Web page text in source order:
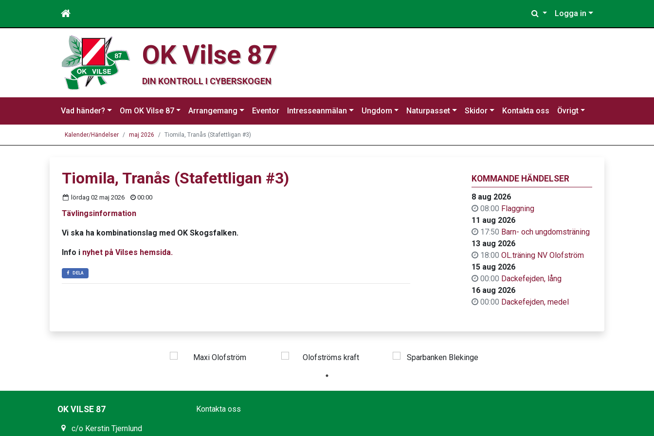
Logga in
OK Vilse 87
DIN KONTROLL I CYBERSKOGEN
Vad händer? Om OK Vilse 87 Arrangemang Eventor Intresseanmälan Ungdom Naturpasset Skidor Kontakta oss Övrigt
Kalender/Händelser maj 2026 Tiomila, Tranås (Stafettligan #3)
KOMMANDE HÄNDELSER
8 aug 2026
08:00 Flaggning
11 aug 2026
17:50 Barn- och ungdomsträning
13 aug 2026
18:00 OL.träning NV Olofström
15 aug 2026
00:00 Dackefejden, lång
16 aug 2026
00:00 Dackefejden, medel
Tiomila, Tranås (Stafettligan #3)
lördag 02 maj 2026 00:00
Tävlingsinformation
Vi ska ha kombinationslag med OK Skogsfalken.
Info i nyhet på Vilses hemsida.
DELA
OK VILSE 87
c/o Kerstin Tjernlund
Kontakta oss